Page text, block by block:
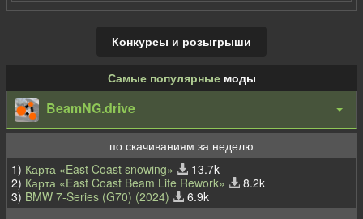
Конкурсы и розыгрыши
Самые популярныемоды
BeamNG.drive
по скачиваниям за неделю
1) Карта «East Coast snowing»
13.7k
2) Карта «East Coast Beam Life Rework»
8.2k
3) BMW 7-Series (G70) (2024)
6.9k